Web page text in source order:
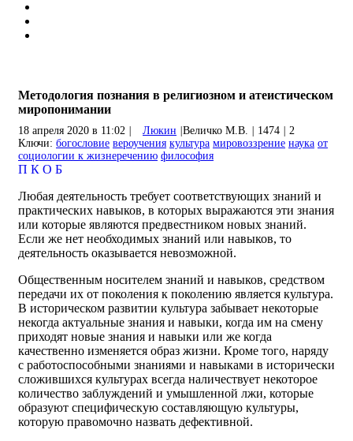
Методология познания в религиозном и атеистическом
миропонимании
18 апреля 2020 в 11:02 Люкин Величко М.В. 1474
2
Ключи: богословие вероучения культура мировоззрение наука от
социологии к жизнеречению философия
П К О Б
Любая деятельность требует соответствующих знаний и
практических навыков, в которых выражаются эти знания
или которые являются предвестником новых знаний.
Если же нет необходимых знаний или навыков, то
деятельность оказывается невозможной.
Общественным носителем знаний и навыков, средством
передачи их от поколения к поколению является культура.
В историческом развитии культура забывает некоторые
некогда актуальные знания и навыки, когда им на смену
приходят новые знания и навыки или же когда
качественно изменяется образ жизни. Кроме того, наряду
с работоспособными знаниями и навыками в исторически
сложившихся культурах всегда наличествует некоторое
количество заблуждений и умышленной лжи, которые
образуют специфическую составляющую культуры,
которую правомочно назвать дефективной.